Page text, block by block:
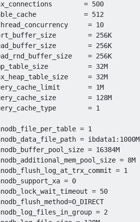
= 500
table_cache
= 512
= 10
= 256K
= 256K
= 256K
= 32M
= 32M
= 1M
= 128M
= 1
= 1
= ibdata1 : 1000M
= 16384M
= 8M
= 1
= 0
= 50
=O_DIRECT
= 2